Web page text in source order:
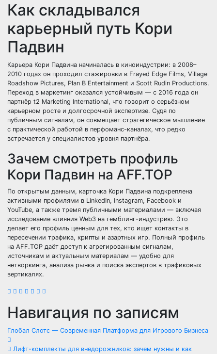
Как складывался
карьерный путь Кори
Падвин
Карьера Кори Падвина начиналась в киноиндустрии: в 2008–
2010 годах он проходил стажировки в Frayed Edge Films, Village
Roadshow Pictures, Plan B Entertainment и Scott Rudin Productions.
Переход в маркетинг оказался устойчивым — с 2016 года он
партнёр t2 Marketing International, что говорит о серьёзном
карьерном росте и долгосрочной экспертизе. Судя по
публичным сигналам, он совмещает стратегическое мышление
с практической работой в перфоманс-каналах, что редко
встречается у специалистов уровня партнёра.
Зачем смотреть профиль
Кори Падвин на AFF.TOP
По открытым данным, карточка Кори Падвина подкреплена
активными профилями в LinkedIn, Instagram, Facebook и
YouTube, а также тремя публичными материалами — включая
исследование влияния Web3 на гемблинг-индустрию. Это
делает его профиль ценным для тех, кто ищет контакты в
пересечении трафика, крипты и азартных игр. Полный профиль
на AFF.TOP даёт доступ к агрегированным сигналам,
источникам и актуальным материалам — удобно для
нетворкинга, анализа рынка и поиска экспертов в трафиковых
вертикалях.
Навигация по записям
Глобал Слотс — Современная Платформа для Игрового Бизнеса
Лифт-комплекты для внедорожников: зачем нужны и как